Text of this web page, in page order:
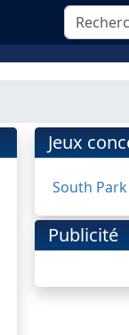
Jeux
South
Publicité